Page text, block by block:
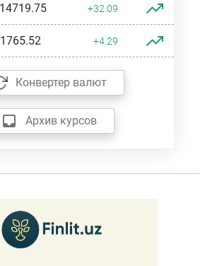
+32.09
+4.29
Конвертер валют
Архив курсов